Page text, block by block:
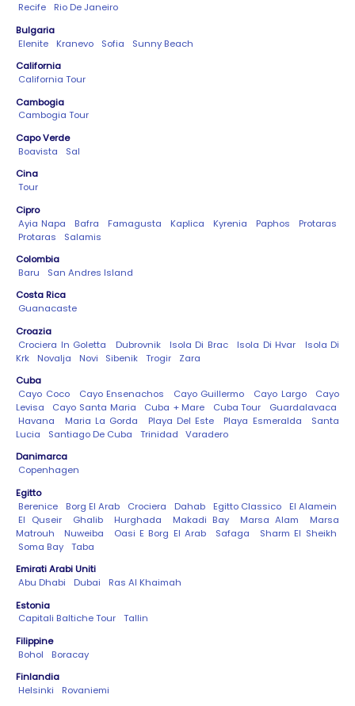
Recife
Rio De Janeiro
Bulgaria
Elenite
Kranevo Sofia
Sunny Beach
California
California Tour
Cambogia
Cambogia Tour
Capo Verde
Boavista
Sal
Cina
Tour
Cipro
Ayia Napa
Bafra Famagusta Kaplica Kyrenia Paphos
Protaras
Protaras
Salamis
Colombia
Baru
San Andres Island
Costa Rica
Guanacaste
Croazia
Crociera In Goletta
Dubrovnik Isola Di Brac Isola Di Hvar
Isola Di
Krk
Novalja Novi Sibenik Trogir
Zara
Cuba
Cayo Coco
Cayo Ensenachos Cayo Guillermo Cayo Largo
Cayo
Levisa
Cayo Santa Maria Cuba + Mare Cuba Tour
Guardalavaca
Havana
Maria La Gorda Playa Del Este Playa Esmeralda
Santa
Lucia
Santiago De Cuba Trinidad
Varadero
Danimarca
Copenhagen
Egitto
Berenice
Borg El Arab Crociera Dahab Egitto Classico
El Alamein
El Quseir
Ghalib Hurghada Makadi Bay Marsa Alam
Marsa
Matrouh
Nuweiba Oasi E Borg El Arab Safaga
Sharm El Sheikh
Soma Bay
Taba
Emirati Arabi Uniti
Abu Dhabi
Dubai
Ras Al Khaimah
Estonia
Capitali Baltiche Tour
Tallin
Filippine
Bohol
Boracay
Finlandia
Helsinki
Rovaniemi